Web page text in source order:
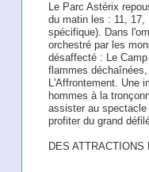
Le Parc Astérix
du matin les : 11, 17,
spécifique). Dans
orchestré par les
désaffecté : Le
flammes
L'Affrontement. Une
hommes à la
assister au
profiter du grand
DES